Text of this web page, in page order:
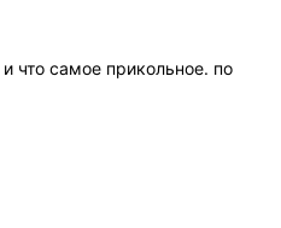
что самое прикольное. по